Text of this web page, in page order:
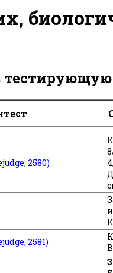
2580)
2581)